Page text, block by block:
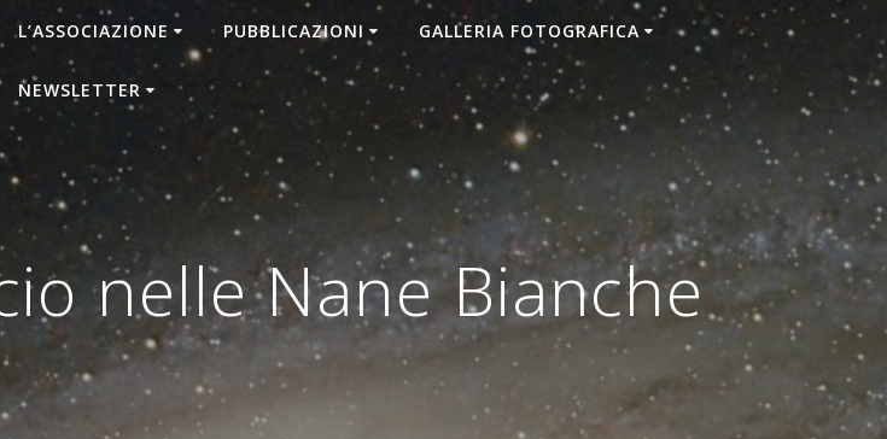
L’ASSOCIAZIONE PUBBLICAZIONI GALLERIA FOTOGRAFICA
NEWSLETTER
nelle Nane Bianche